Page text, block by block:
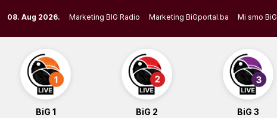
to
content
08. Aug 2026. Marketing BIG Radio Marketing BiGportal.ba Mi smo BiG
BiG 1 BiG 2 BiG 3